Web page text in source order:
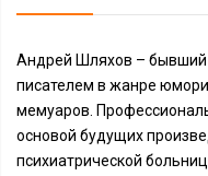
Андрей Шляхов – бывший
писателем в жанре
мемуаров.
основой будущих
психиатрической